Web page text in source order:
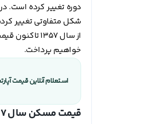
دوره تغییر کرده است.
شکل متفاوتی تغییر
از سال ۱۳۵۷
خواهیم پرداخت.
استعلام آنلاین قیمت
قیمت مسکن سال 1357